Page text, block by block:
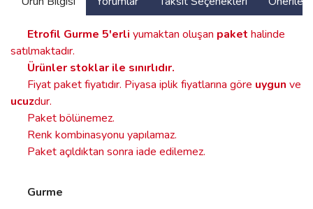
Etrofil Gurme 5'erli yumaktan oluşan paket halinde
satılmaktadır.
Ürünler stoklar ile sınırlıdır.
Fiyat paket fiyatıdır. Piyasa iplik fiyatlarına göre uygun ve
ucuzdur.
Paket bölünemez.
Renk kombinasyonu yapılamaz.
Paket açıldıktan sonra iade edilemez.
Gurme